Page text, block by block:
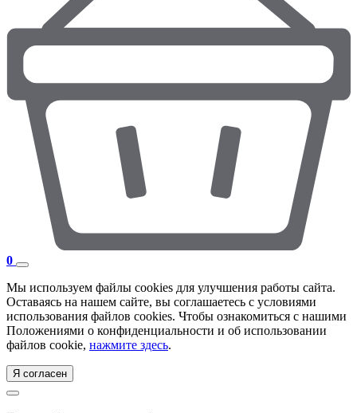
0
Мы используем файлы cookies для улучшения работы сайта.
Оставаясь на нашем сайте, вы соглашаетесь с условиями
использования файлов cookies. Чтобы ознакомиться с нашими
Положениями о конфиденциальности и об использовании
файлов cookie, нажмите здесь.
Я согласен